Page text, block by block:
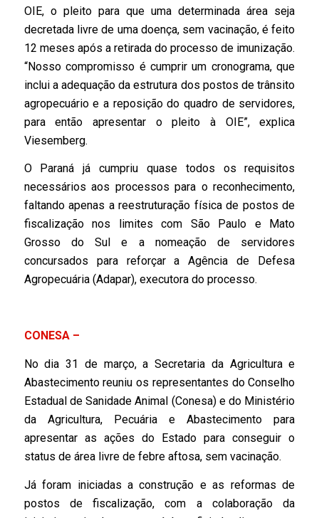
OIE, o pleito para que uma determinada área seja
decretada livre de uma doença, sem vacinação, é feito
12 meses após a retirada do processo de imunização.
“Nosso compromisso é cumprir um cronograma, que
inclui a adequação da estrutura dos postos de trânsito
agropecuário e a reposição do quadro de servidores,
para então apresentar o pleito à OIE”, explica
Viesemberg.
O Paraná já cumpriu quase todos os requisitos
necessários aos processos para o reconhecimento,
faltando apenas a reestruturação física de postos de
fiscalização nos limites com São Paulo e Mato
Grosso do Sul e a nomeação de servidores
concursados para reforçar a Agência de Defesa
Agropecuária (Adapar), executora do processo.
CONESA –
No dia 31 de março, a Secretaria da Agricultura e
Abastecimento reuniu os representantes do Conselho
Estadual de Sanidade Animal (Conesa) e do Ministério
da Agricultura, Pecuária e Abastecimento para
apresentar as ações do Estado para conseguir o
status de área livre de febre aftosa, sem vacinação.
Já foram iniciadas a construção e as reformas de
postos de fiscalização, com a colaboração da